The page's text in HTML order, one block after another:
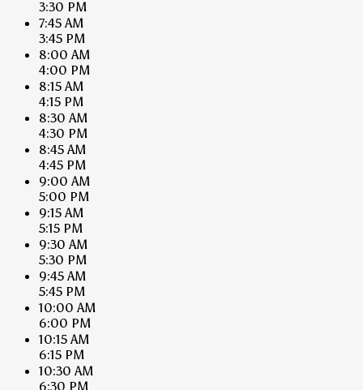
3:30 PM
7:45 AM
3:45 PM
8:00 AM
4:00 PM
8:15 AM
4:15 PM
8:30 AM
4:30 PM
8:45 AM
4:45 PM
9:00 AM
5:00 PM
9:15 AM
5:15 PM
9:30 AM
5:30 PM
9:45 AM
5:45 PM
10:00 AM
6:00 PM
10:15 AM
6:15 PM
10:30 AM
6:30 PM